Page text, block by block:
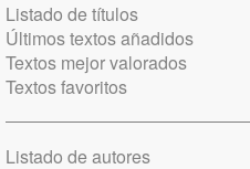
Listado de títulos
Últimos textos añadidos
Textos mejor valorados
Textos favoritos
Listado de autores